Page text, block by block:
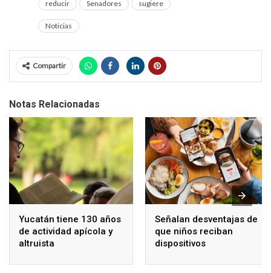
reducir
Senadores sugiere
Noticias
Compartir
Notas Relacionadas
Yucatán tiene 130 años
de actividad apícola y
altruista
Señalan desventajas de
que niños reciban
dispositivos